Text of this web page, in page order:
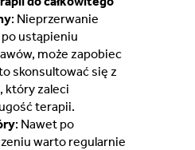
: Nieprzerwanie
ustąpieniu
może zapobiec
skonsultować się z
który zaleci
terapii.
: Nawet po
warto regularnie